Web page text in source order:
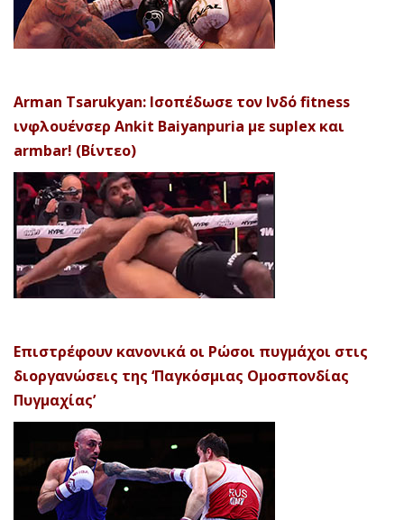
Arman Tsarukyan: Ισοπέδωσε τον Ινδό fitness
ινφλουένσερ Ankit Baiyanpuria με suplex και
armbar! (Βίντεο)
Επιστρέφουν κανονικά οι Ρώσοι πυγμάχοι στις
διοργανώσεις της ‘Παγκόσμιας Ομοσπονδίας
Πυγμαχίας’